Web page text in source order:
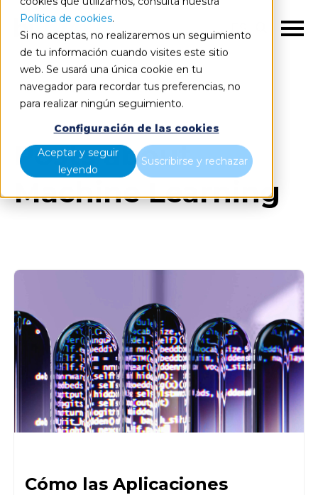
Política de cookies.
Si no aceptas, no realizaremos un seguimiento
de tu información cuando visites este sitio
web. Se usará una única cookie en tu
navegador para recordar tus preferencias, no
para realizar ningún seguimiento.
Configuración de las cookies
Aceptar y seguir
leyendo
Suscribirse y rechazar
ES
Blog Todos los artículos
Posts about
Machine Learning
Cómo las Aplicaciones